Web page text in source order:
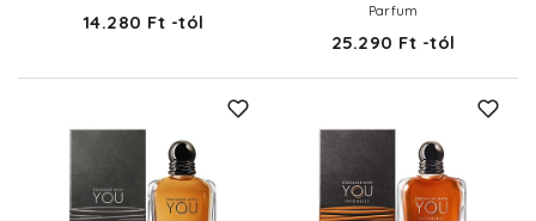
14.280 Ft -tól Parfum
25.290 Ft -tól